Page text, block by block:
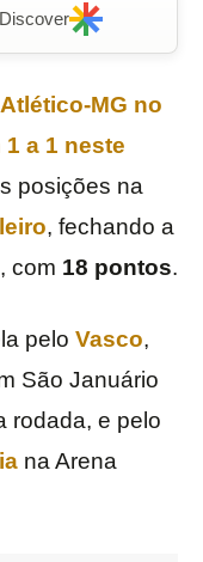
Atlético-MG no
a 1 neste
posições na
, fechando a
, com 18 pontos.
pelo Vasco,
São Januário
rodada, e pelo
na Arena